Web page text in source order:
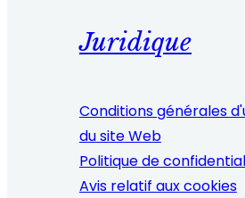
Juridique
Conditions générales
du site Web
Politique de
Avis relatif aux cookies